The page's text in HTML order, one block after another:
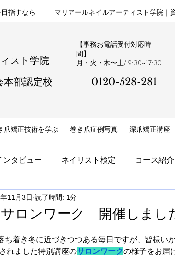
指すなら マリアールネイルアーティスト学院｜
スト学院
本部認定校
【事務お電話受付対応時
間】
​月・火・木〜土/ 9:30~17:30
0120-528-281​
爪矯正技術を学ぶ 巻き爪症例写真 深爪矯正講座
ンタビュー ネイリスト検定 コース紹介
ロンワーク 開催しまし
11月3日 読了時間: 1分
ち着き冬に近づきつつある毎日ですが、皆様い
れました特別講座のサロンワークの様子をお届